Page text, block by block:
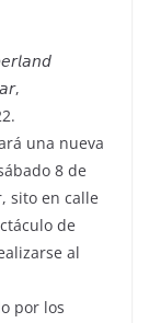
una nueva
8 de
sito en calle
de
al
por los